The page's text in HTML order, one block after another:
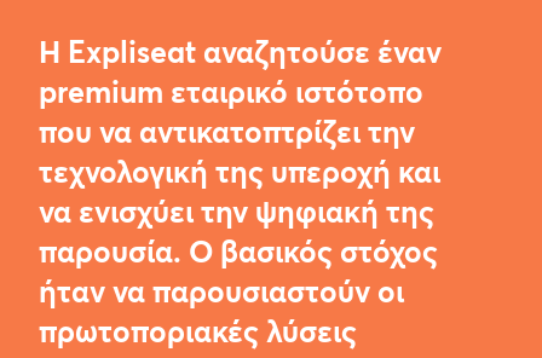
Η Expliseat αναζητούσε έναν
premium εταιρικό ιστότοπο
που να αντικατοπτρίζει την
τεχνολογική της υπεροχή και
να ενισχύει την ψηφιακή της
παρουσία. Ο βασικός στόχος
ήταν να παρουσιαστούν οι
πρωτοποριακές λύσεις